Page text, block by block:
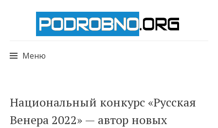
Меню
к
содержимому
Национальный конкурс «Русская
Венера 2022» — автор новых